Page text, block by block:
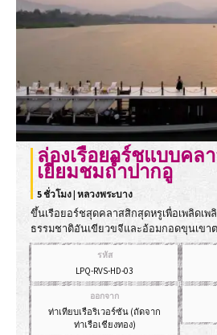
ล่องเรือยอร์ชแบบคล
เยี่ยมชมถ้ำปากอู
5 ชั่วโมง | หลวงพระบาง
ขึ้นเรือยอร์ชสุดคลาสสิกสุดหรูเพื่อเพลิดเพ
ธรรมชาติอันเขียวขจีและอ้อมกอดขุนเขา
รหัส
LPQ-RVS-HD-03
ออกจาก
ท่าเทียบเรือริเวอร์ซัน (ถัดจาก
ท่าเรือเชียงทอง)